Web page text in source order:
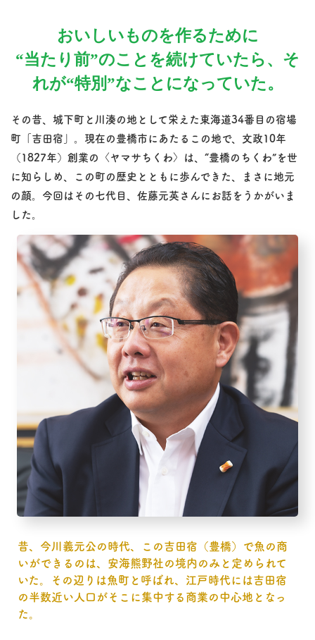
おいしいものを作るために
“当たり前”のことを続けていたら、 そ
れが“特別”なことになっていた。
その昔、城下町と川湊の地として栄えた東海道34番目の宿場
町「吉田宿」。現在の豊橋市にあたるこの地で、文政10年
（1827年）創業の〈ヤマサちくわ〉は、“豊橋のちくわ”を世
に知らしめ、この町の歴史とともに歩んできた、まさに地元
の顔。今回はその七代目、佐藤元英さんにお話をうかがいま
した。
昔、今川義元公の時代、この吉田宿（豊橋）で魚の商
いができるのは、安海熊野社の境内のみと定められて
いた。その辺りは魚町と呼ばれ、江戸時代には吉田宿
の半数近い人口がそこに集中する商業の中心地となっ
た。